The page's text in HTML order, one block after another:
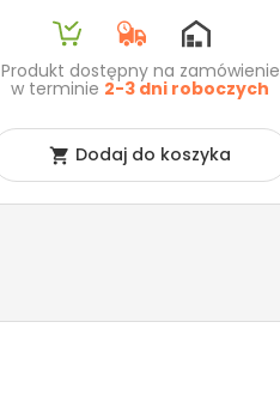
Produkt dostępny na zamówienie
w terminie 2-3 dni roboczych
 Dodaj do koszyka